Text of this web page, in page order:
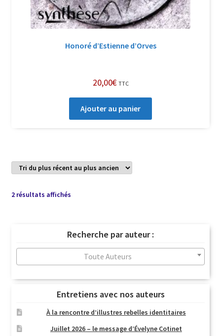
Honoré d’Estienne d’Orves
20,00€ TTC
Ajouter au panier
2 résultats affichésTrié
au
plus
ancien
Recherche par auteur :
Toute Auteurs
Entretiens avec nos auteurs
À la rencontre d’illustres rebelles identitaires
Juillet 2026 – le message d’Évelyne Cotinet